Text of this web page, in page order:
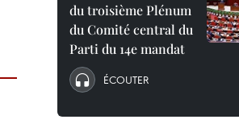
du troisième Plénum
du Comité central du
Parti du 14e mandat
ÉCOUTER